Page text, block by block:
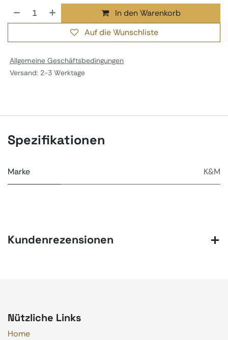
In den Warenkorb
Auf die Wunschliste
Allgemeine Geschäftsbedingungen
Versand: 2-3 Werktage
Spezifikationen
Marke K&M
Kundenrezensionen
Nützliche Links
Home